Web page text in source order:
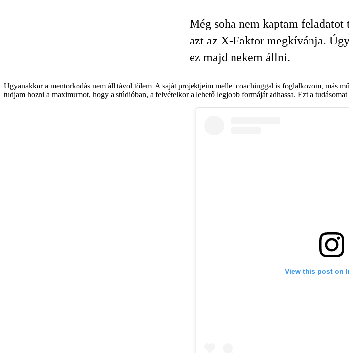
Még soha nem kaptam
azt az X-Faktor megkívánja.
ez majd nekem állni.
Ugyanakkor a mentorkodás nem áll távol tőlem. A saját projektjeim mellet coachinggal is foglalkozom, más
tudjam hozni a maximumot, hogy a stúdióban, a felvételkor a lehető legjobb formáját adhassa. Ezt a